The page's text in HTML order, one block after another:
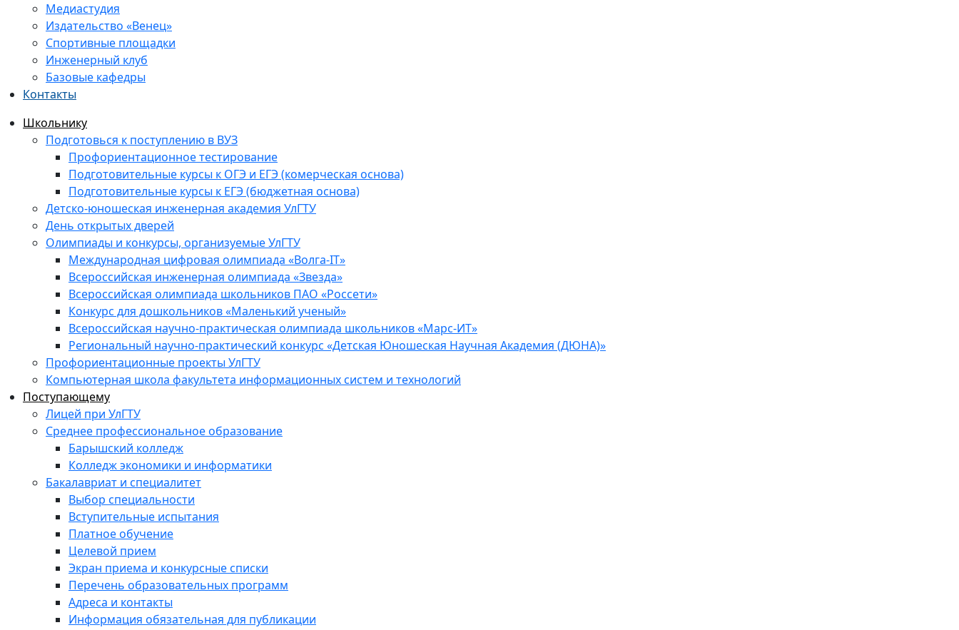
Медиастудия
Издательство «Венец»
Спортивные площадки
Инженерный клуб
Базовые кафедры
Контакты
Школьнику
Подготовься к поступлению в ВУЗ
Профориентационное тестирование
Подготовительные курсы к ОГЭ и ЕГЭ (комерческая основа)
Подготовительные курсы к ЕГЭ (бюджетная основа)
Детско-юношеская инженерная академия УлГТУ
День открытых дверей
Олимпиады и конкурсы, организуемые УлГТУ
Международная цифровая олимпиада «Волга-IT»
Всероссийская инженерная олимпиада «Звезда»
Всероссийская олимпиада школьников ПАО «Россети»
Конкурс для дошкольников «Маленький ученый»
Всероссийская научно-практическая олимпиада школьников «Марс-ИТ»
Региональный научно-практический конкурс «Детская Юношеская Научная Академия (ДЮНА)»
Профориентационные проекты УлГТУ
Компьютерная школа факультета информационных систем и технологий
Поступающему
Лицей при УлГТУ
Среднее профессиональное образование
Барышский колледж
Колледж экономики и информатики
Бакалавриат и специалитет
Выбор специальности
Вступительные испытания
Платное обучение
Целевой прием
Экран приема и конкурсные списки
Перечень образовательных программ
Адреса и контакты
Информация обязательная для публикации